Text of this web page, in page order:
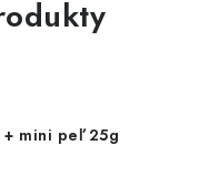
mini peľ 25g